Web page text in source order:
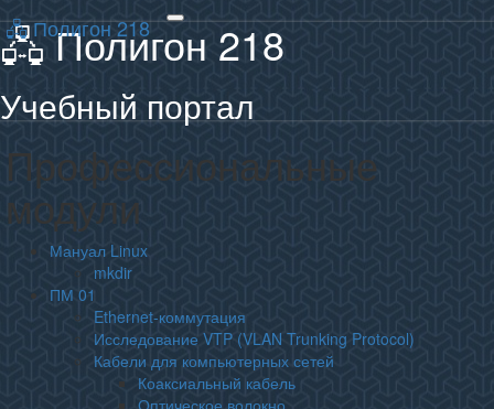
Toggle
navigation
🖧 Полигон 218
🖧 Полигон 218
Учебный портал
Профессиональные
модули
Профессиональные
модули
Мануал Linux
mkdir
ПМ 01
Ethernet-коммутация
Исследование VTP (VLAN Trunking Protocol)
Кабели для компьютерных сетей
Коаксиальный кабель
Оптическое волокно